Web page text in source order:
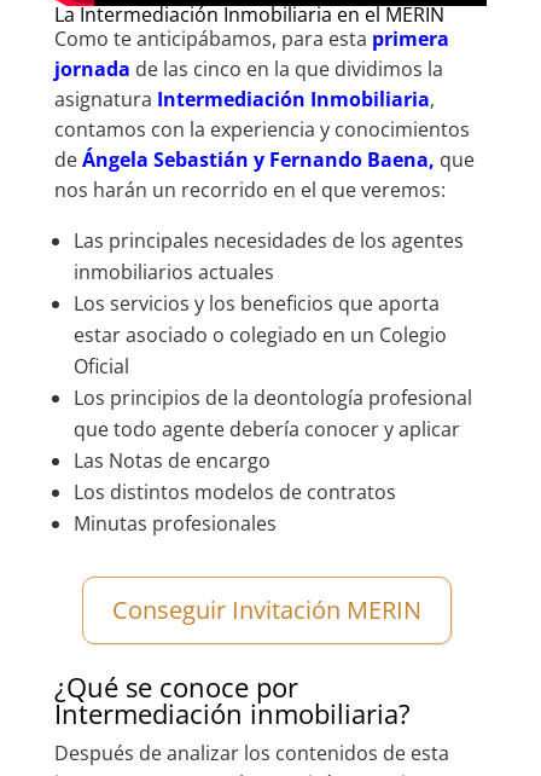
La Intermediación Inmobiliaria en el MERIN
Como te anticipábamos, para esta primera
jornada de las cinco en la que dividimos la
asignatura Intermediación Inmobiliaria,
contamos con la experiencia y conocimientos
deÁngela Sebastián y Fernando Baena, que
nos harán un recorrido en el que veremos:
Las principales necesidades de los agentes
inmobiliarios actuales
Los servicios y los beneficios que aporta
estar asociado o colegiado en un Colegio
Oficial
Los principios de la deontología profesional
que todo agente debería conocer y aplicar
Las Notas de encargo
Los distintos modelos de contratos
Minutas profesionales
Conseguir Invitación MERIN
¿Qué se conoce por
Intermediación inmobiliaria?
Después de analizar los contenidos de esta